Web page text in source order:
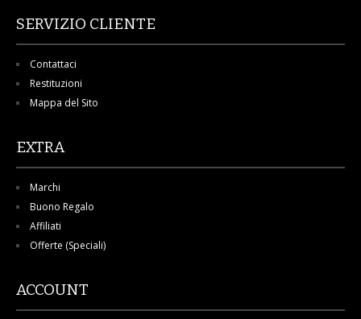
SERVIZIO CLIENTE
Contattaci
Restituzioni
Mappa del Sito
EXTRA
Marchi
Buono Regalo
Affiliati
Offerte (Speciali)
ACCOUNT